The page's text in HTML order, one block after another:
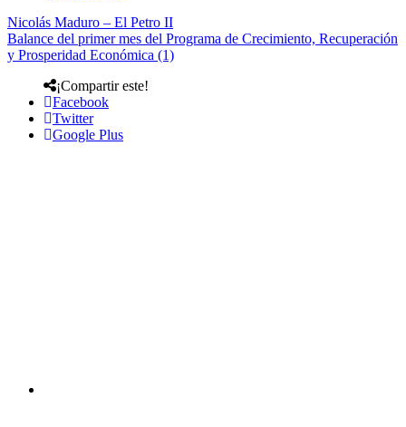
Nicolás Maduro – El Petro II
Balance del primer mes del Programa de Crecimiento, Recuperación
y Prosperidad Económica (1)
¡Compartir este!
Facebook
Twitter
Google Plus